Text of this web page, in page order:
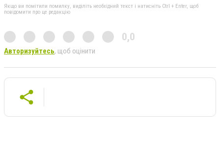
Якщо ви помітили помилку, виділіть необхідний текст і натисніть Ctrl + Enter, щоб
повідомити про це редакцію
0,0
Авторизуйтесь, щоб оцінити